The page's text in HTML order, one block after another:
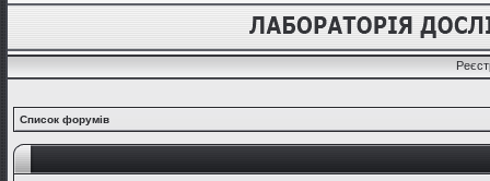
Список форумів